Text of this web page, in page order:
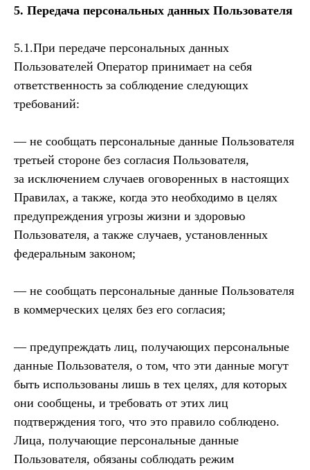
5. Передача персональных данных Пользователя
5.1.При передаче персональных данных
Пользователей Оператор принимает на себя
ответственность за соблюдение следующих
требований:
— не сообщать персональные данные Пользователя
третьей стороне без согласия Пользователя,
за исключением случаев оговоренных в настоящих
Правилах, а также, когда это необходимо в целях
предупреждения угрозы жизни и здоровью
Пользователя, а также случаев, установленных
федеральным законом;
— не сообщать персональные данные Пользователя
в коммерческих целях без его согласия;
— предупреждать лиц, получающих персональные
данные Пользователя, о том, что эти данные могут
быть использованы лишь в тех целях, для которых
они сообщены, и требовать от этих лиц
подтверждения того, что это правило соблюдено.
Лица, получающие персональные данные
Пользователя, обязаны соблюдать режим